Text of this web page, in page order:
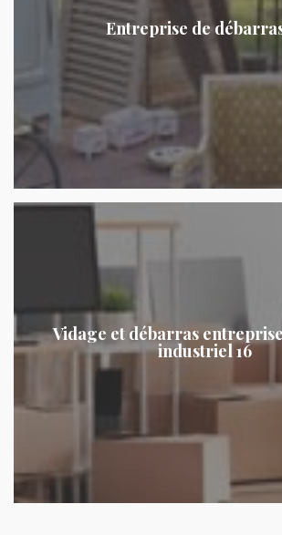
Entreprise de
Vidage et débarras
industriel 16